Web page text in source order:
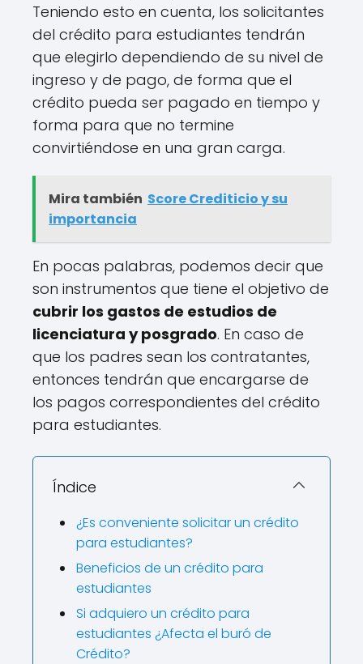
Teniendo esto en cuenta, los solicitantes
del crédito para estudiantes tendrán
que elegirlo dependiendo de su nivel de
ingreso y de pago, de forma que el
crédito pueda ser pagado en tiempo y
forma para que no termine
convirtiéndose en una gran carga.
Mira también Score Crediticio y su
importancia
En pocas palabras, podemos decir que
son instrumentos que tiene el objetivo de
cubrir los gastos de estudios de
licenciatura y posgrado. En caso de
que los padres sean los contratantes,
entonces tendrán que encargarse de
los pagos correspondientes del crédito
para estudiantes.
Índice
¿Es conveniente solicitar un crédito
para estudiantes?
Beneficios de un crédito para
estudiantes
Si adquiero un crédito para
estudiantes ¿Afecta el buró de
Crédito?